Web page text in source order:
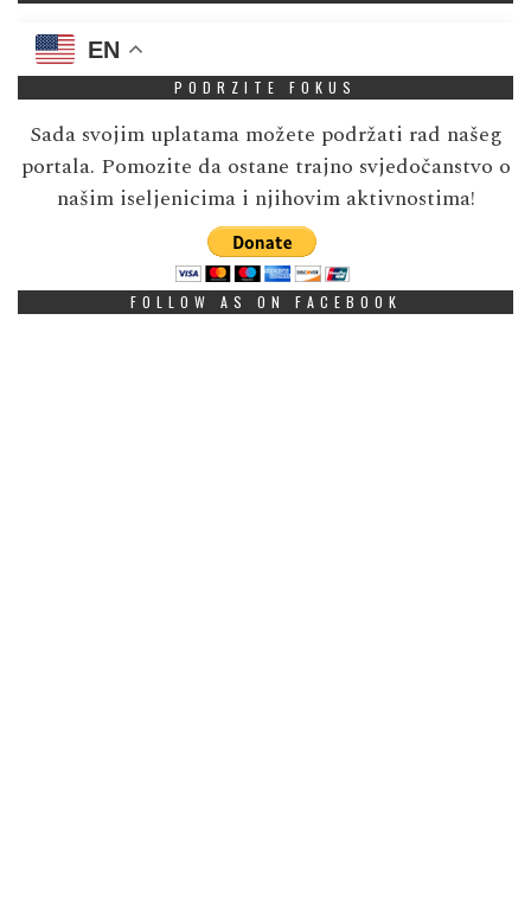
EN
PODRZITE FOKUS
Sada svojim uplatama možete podržati rad našeg
portala. Pomozite da ostane trajno svjedočanstvo o
našim iseljenicima i njihovim aktivnostima!
FOLLOW AS ON FACEBOOK